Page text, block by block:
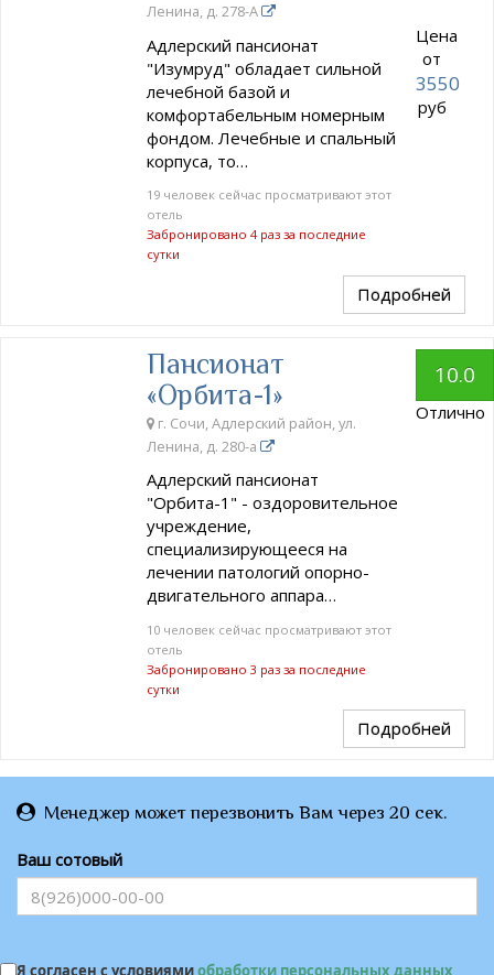
Ленина, д. 278-А
Адлерский пансионат
"Изумруд" обладает сильной
лечебной базой и
комфортабельным номерным
фондом. Лечебные и спальный
корпуса, то…
19 человек сейчас просматривают этот
отель
Забронировано 4 раз за последние
сутки
Цена
от
3550
руб
Подробней
Пансионат
«Орбита-1»
г. Сочи, Адлерский район, ул.
Ленина, д. 280-а
Адлерский пансионат
"Орбита-1" - оздоровительное
учреждение,
специализирующееся на
лечении патологий опорно-
двигательного аппара…
10 человек сейчас просматривают этот
отель
Забронировано 3 раз за последние
сутки
10.0
Отлично
Подробней
Менеджер может перезвонить Вам через 20 сек.
Ваш сотовый
Я согласен с условиямиобработки персональных данных